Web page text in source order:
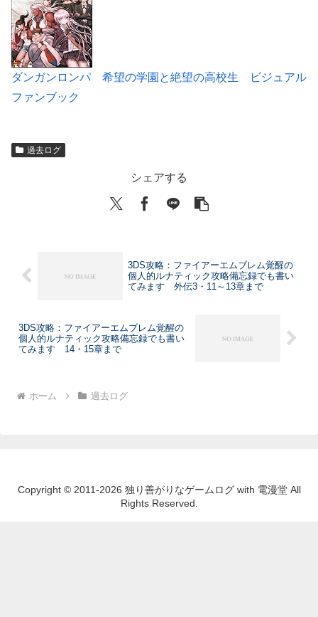
ダンガンロンパ 希望の学園と絶望の高校生 ビジュアル
ファンブック
過去ログ
シェアする
3DS攻略：ファイアーエムブレム覚醒の
個人的ルナティック攻略備忘録でも書い
てみます 外伝3・11～13章まで
3DS攻略：ファイアーエムブレム覚醒の
個人的ルナティック攻略備忘録でも書い
てみます 14・15章まで
ホーム 過去ログ
Copyright © 2011-2026 独り善がりなゲームログ with 電漫堂 All
Rights Reserved.